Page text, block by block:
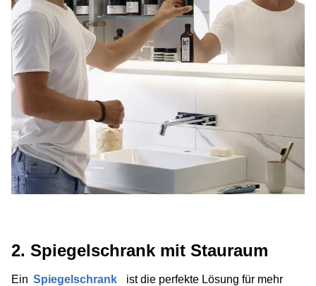
2. Spiegelschrank mit Stauraum
Ein Spiegelschrank
ist die perfekte Lösung für mehr